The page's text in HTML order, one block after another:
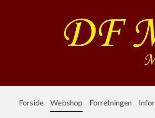
Forside Webshop Forretningen